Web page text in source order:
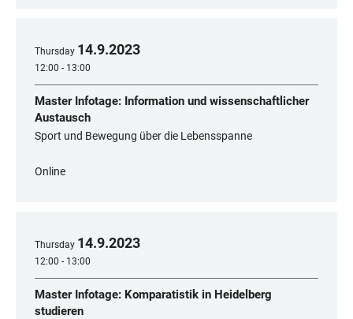
Thursday 14.9.2023
12:00 - 13:00
Master Infotage: Information und wissenschaftlicher
Austausch
Sport und Bewegung über die Lebensspanne
Online
Thursday 14.9.2023
12:00 - 13:00
Master Infotage: Komparatistik in Heidelberg
studieren